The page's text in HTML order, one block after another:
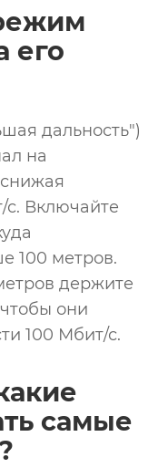
его
дальность")
на
с. Включайте
100 метров.
держите
они
100 Мбит/с.
самые